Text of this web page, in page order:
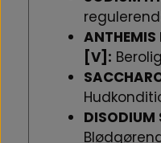
ANTHEMIS
[V]: